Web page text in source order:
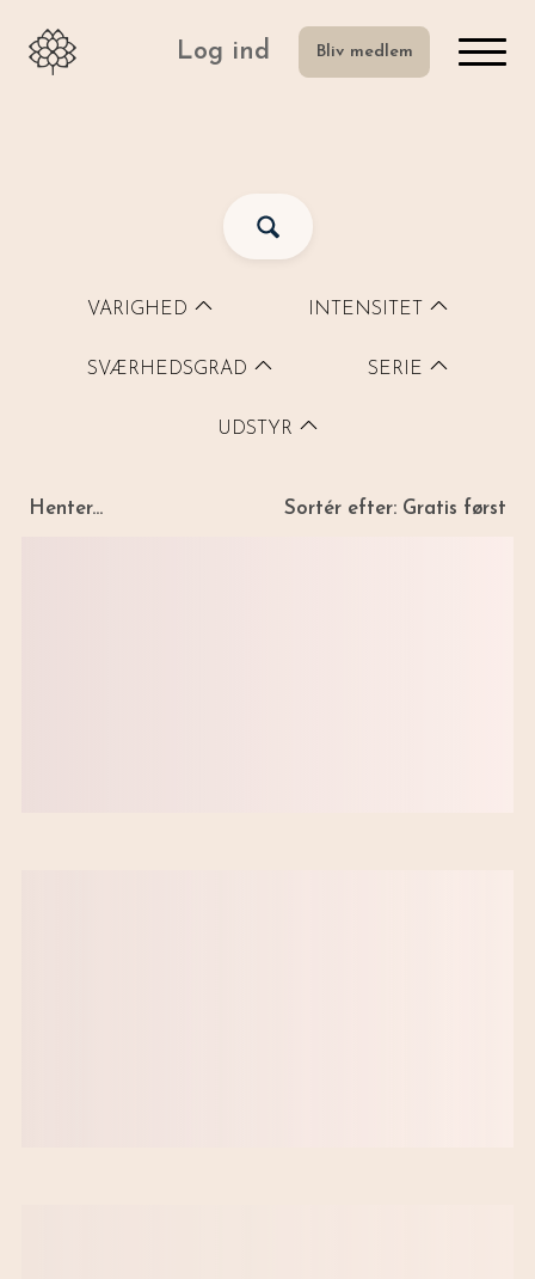
Log ind Bliv medlem
VARIGHED INTENSITET
SVÆRHEDSGRAD SERIE
UDSTYR
Henter... Sortér efter: Gratis først